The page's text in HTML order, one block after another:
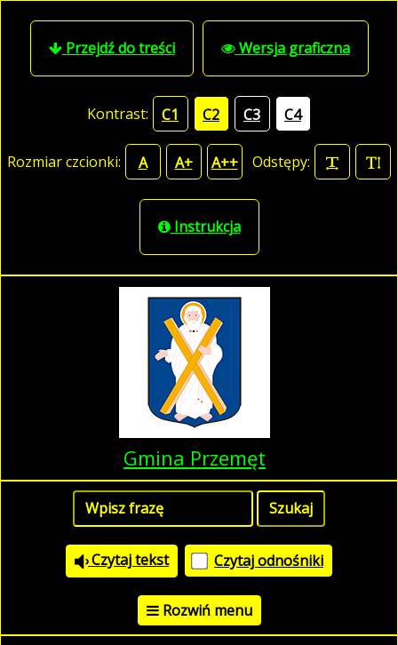
Przejdź do treści Wersja graficzna
Kontrast: C1 C2 C3 C4
Rozmiar czcionki: A A+ A++ Odstępy:
Instrukcja
Gmina Przemęt
Czytaj tekst Czytaj odnośniki
Rozwiń menu